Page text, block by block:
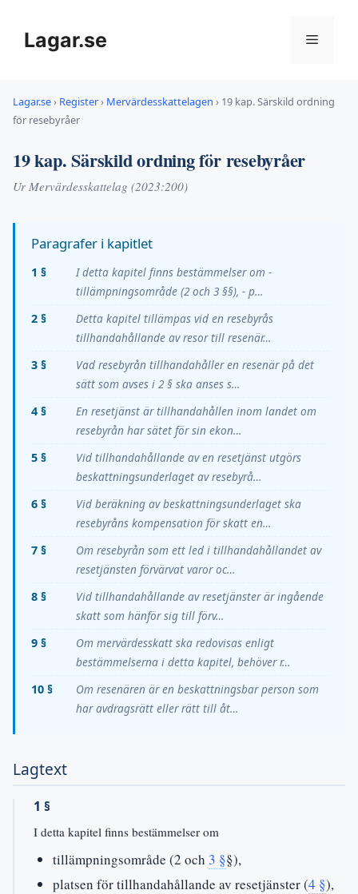
innehållLagar.se Meny
Lagar.se› Register› Mervärdesskattelagen › 19 kap. Särskild ordning
för resebyråer
19 kap. Särskild ordning för resebyråer
Ur Mervärdesskattelag (2023:200)
Paragrafer i kapitlet
1 §
I detta kapitel finns bestämmelser om -
tillämpningsområde (2 och 3 §§), - p…
2 §
Detta kapitel tillämpas vid en resebyrås
tillhandahållande av resor till resenär…
3 §
Vad resebyrån tillhandahåller en resenär på det
sätt som avses i 2 § ska anses s…
4 §
En resetjänst är tillhandahållen inom landet om
resebyrån har sätet för sin ekon…
5 §
Vid tillhandahållande av en resetjänst utgörs
beskattningsunderlaget av resebyrå…
6 §
Vid beräkning av beskattningsunderlaget ska
resebyråns kompensation för skatt en…
7 §
Om resebyrån som ett led i tillhandahållandet av
resetjänsten förvärvat varor oc…
8 §
Vid tillhandahållande av resetjänster är ingående
skatt som hänför sig till förv…
9 §
Om mervärdesskatt ska redovisas enligt
bestämmelserna i detta kapitel, behöver r…
10 §
Om resenären är en beskattningsbar person som
har avdragsrätt eller rätt till åt…
Lagtext
1 §
I detta kapitel finns bestämmelser om
tillämpningsområde (2 och 3 §§),
platsen för tillhandahållande av resetjänster (4 §),